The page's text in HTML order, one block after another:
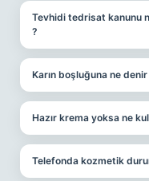
Tevhidi tedrisat kanunu
?
Karın boşluğuna ne
Hazır krema yoksa ne
Telefonda kozmetik